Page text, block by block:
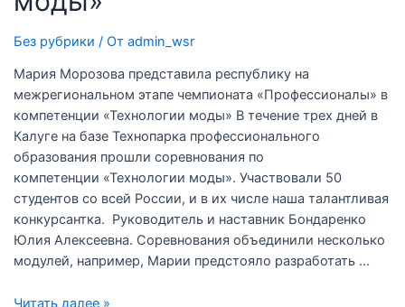
Без рубрики / От admin_wsr
Мария Морозова представила республику на
межрегиональном этапе чемпионата «Профессионалы» в
компетенции «Технологии моды» В течение трех дней в
Калуге на базе Технопарка профессионального
образования прошли соревнования по
компетенции «Технологии моды». Участвовали 50
студентов со всей России, и в их числе наша талантливая
конкурсантка. Руководитель и наставник Бондаренко
Юлия Алексеевна. Соревнования объединили несколько
модулей, например, Марии предстояло разработать …
Читать далее »